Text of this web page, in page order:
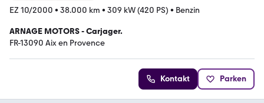
EZ 10/2000 • 38.000 km • 309 kW (420 PS) • Benzin
ARNAGE MOTORS - Carjager.
FR-13090 Aix en Provence
Kontakt Parken